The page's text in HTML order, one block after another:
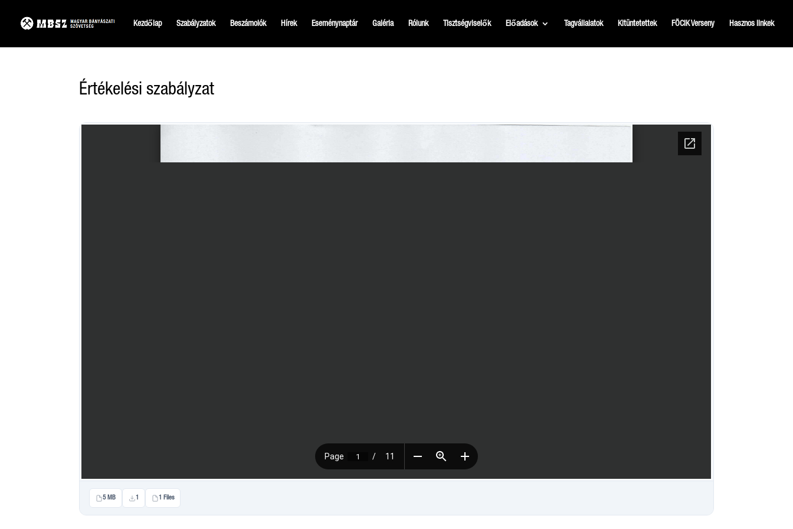
Kezdőlap Szabályzatok Beszámolók Hírek Eseménynaptár Galéria Rólunk Tisztségviselők Előadások Tagvállalatok Kitüntetettek FÖCIK Verseny Hasznos linkek
Értékelési szabályzat
5 MB 1 1 Files